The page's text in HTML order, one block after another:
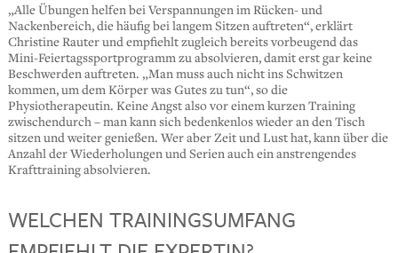
„Alle Übungen helfen bei Verspannungen im Rücken- und
Nackenbereich, die häufig bei langem Sitzen auftreten“, erklärt
Christine Rauter und empfiehlt zugleich bereits vorbeugend das
Mini-Feiertagssportprogramm zu absolvieren, damit erst gar keine
Beschwerden auftreten. „Man muss auch nicht ins Schwitzen
kommen, um dem Körper was Gutes zu tun“, so die
Physiotherapeutin. Keine Angst also vor einem kurzen Training
zwischendurch – man kann sich bedenkenlos wieder an den Tisch
sitzen und weiter genießen. Wer aber Zeit und Lust hat, kann über die
Anzahl der Wiederholungen und Serien auch ein anstrengendes
Krafttraining absolvieren.
WELCHEN TRAININGSUMFANG